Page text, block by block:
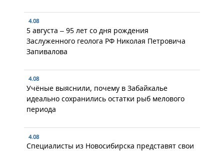
4.08
5 августа – 95 лет со дня рождения
Заслуженного геолога РФ Николая Петровича
Запивалова
4.08
Учёные выяснили, почему в Забайкалье
идеально сохранились остатки рыб мелового
периода
4.08
Специалисты из Новосибирска представят свои